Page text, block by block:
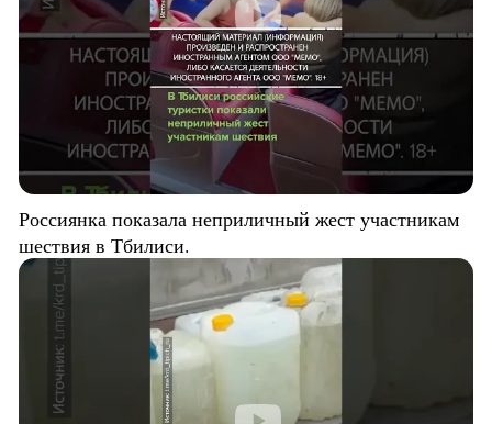
Россиянка показала неприличный жест участникам
шествия в Тбилиси.